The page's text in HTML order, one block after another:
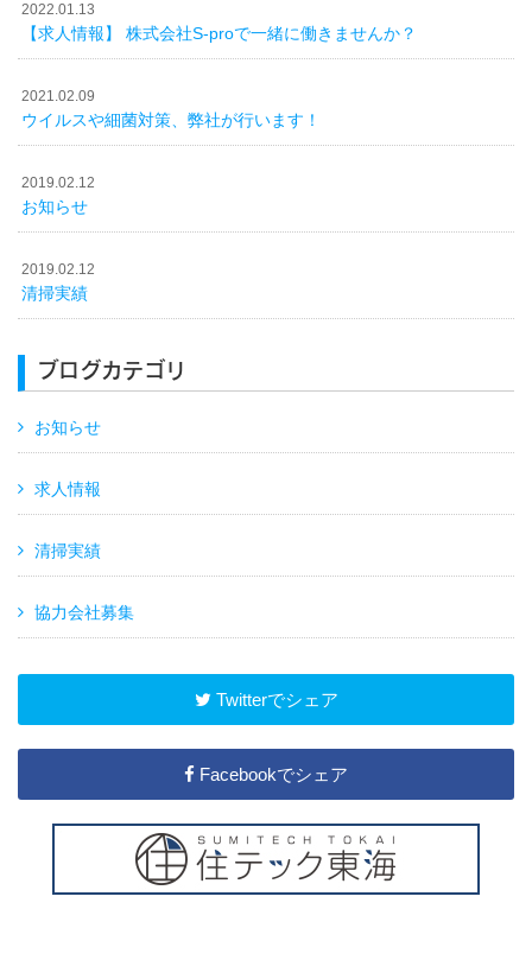
2022.01.13
【求人情報】 株式会社S-proで一緒に働きませんか？
2021.02.09
ウイルスや細菌対策、弊社が行います！
2019.02.12
お知らせ
2019.02.12
清掃実績
ブログカテゴリ
お知らせ
求人情報
清掃実績
協力会社募集
Twitterでシェア
Facebookでシェア